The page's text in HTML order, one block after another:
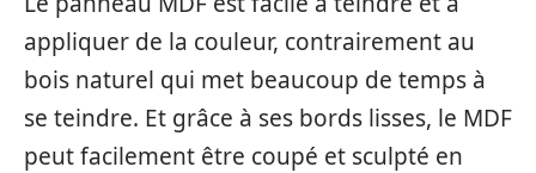
appliquer de la couleur, contrairement au
bois naturel qui met beaucoup de temps à
se teindre. Et grâce à ses bords lisses, le MDF
peut facilement être coupé et sculpté en